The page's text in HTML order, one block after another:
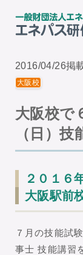
2016/04/26掲
大阪校
大阪校で
（日）
２０１６
大阪駅前
７月の技能試
事士 技能講習